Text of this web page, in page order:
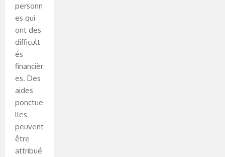
personn
es qui
ont des
difficult
és
financièr
es. Des
aides
ponctue
lles
peuvent
être
attribué